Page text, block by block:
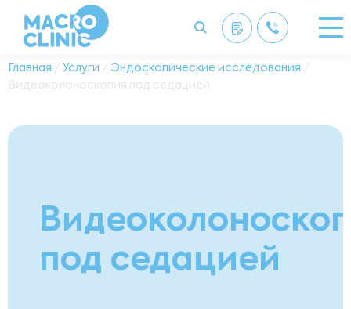
Главная / Услуги / Эндоскопические исследования /
Видеоколоноскопия под седацией
под седацией